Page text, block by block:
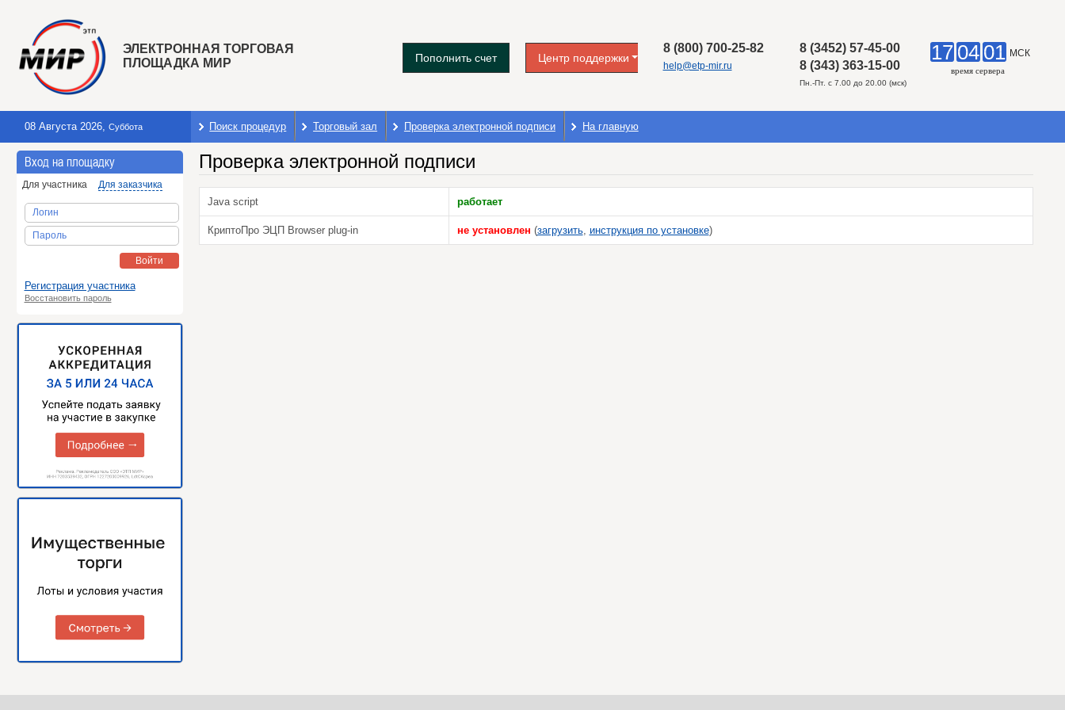
17 04 01 МСК
время сервера
ЭЛЕКТРОННАЯ ТОРГОВАЯ
ПЛОЩАДКА МИР
8 (3452) 57-45-00
8 (343) 363-15-00
Пн.-Пт. с 7.00 до 20.00 (мск)
8 (800) 700-25-82
help@etp-mir.ru
Центр поддержки
Пополнить счет
08 Августа 2026, Суббота Поиск процедур Торговый зал Проверка электронной подписи На главную
Вход на площадку
Для участника Для заказчика
Логин
Пароль
Войти
Регистрация участника
Восстановить пароль
Проверка электронной подписи
Java script работает
КриптоПро ЭЦП Browser plug-in не установлен (загрузить, инструкция по установке)